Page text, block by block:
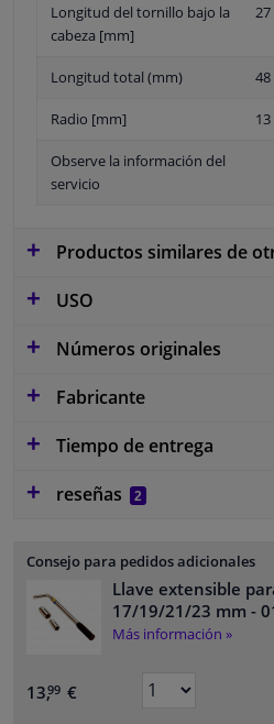
Longitud del tornillo bajo la
cabeza [mm]
27
Longitud total (mm) 48
Radio [mm] 13
Observe la información del
servicio
Productos similares de
USO
Números originales
Fabricante
Tiempo de entrega
reseñas
2
Consejo para pedidos adicionales
Llave extensible
17/19/21/23 mm -
Más información »
13,99 €